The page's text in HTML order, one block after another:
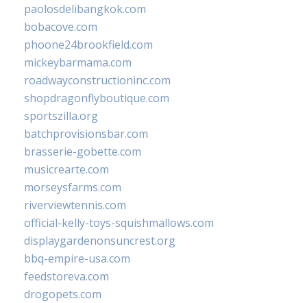
paolosdelibangkok.com
bobacove.com
phoone24brookfield.com
mickeybarmama.com
roadwayconstructioninc.com
shopdragonflyboutique.com
sportszilla.org
batchprovisionsbar.com
brasserie-gobette.com
musicrearte.com
morseysfarms.com
riverviewtennis.com
official-kelly-toys-squishmallows.com
displaygardenonsuncrest.org
bbq-empire-usa.com
feedstoreva.com
drogopets.com